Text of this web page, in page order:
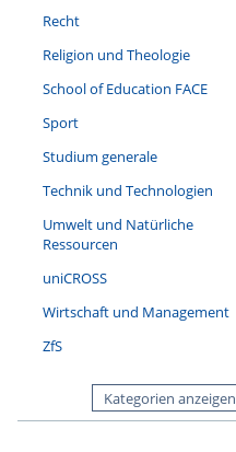
Recht
Religion und Theologie
School of Education FACE
Sport
Studium generale
Technik und Technologien
Umwelt und Natürliche
Ressourcen
uniCROSS
Wirtschaft und Management
ZfS
Kategorien anzeigen